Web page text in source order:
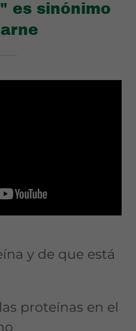
es sinónimo
y de que está
proteínas en el